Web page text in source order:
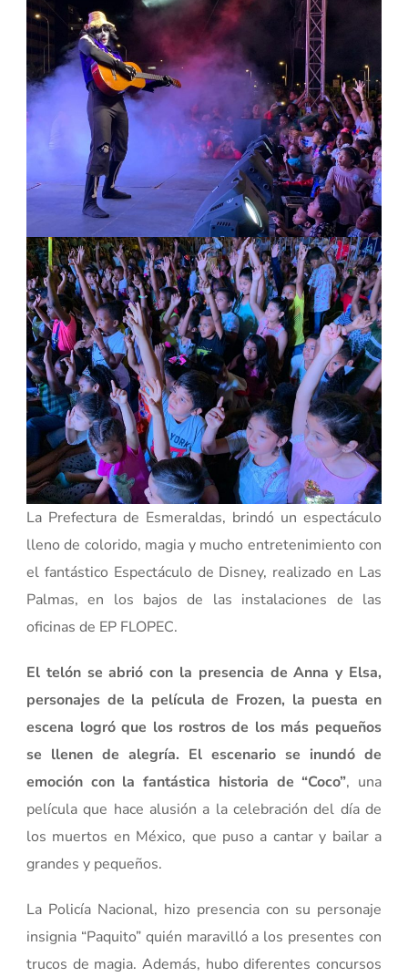
La Prefectura de Esmeraldas, brindó un espectáculo
lleno de colorido, magia y mucho entretenimiento con
el fantástico Espectáculo de Disney, realizado en Las
Palmas, en los bajos de las instalaciones de las
oficinas de EP FLOPEC.
El telón se abrió con la presencia de Anna y Elsa,
personajes de la película de Frozen, la puesta en
escena logró que los rostros de los más pequeños
se llenen de alegría. El escenario se inundó de
emoción con la fantástica historia de “Coco”, una
película que hace alusión a la celebración del día de
los muertos en México, que puso a cantar y bailar a
grandes y pequeños.
La Policía Nacional, hizo presencia con su personaje
insignia “Paquito” quién maravilló a los presentes con
trucos de magia. Además, hubo diferentes concursos